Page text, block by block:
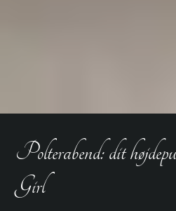
Polterabend: dit
Girl